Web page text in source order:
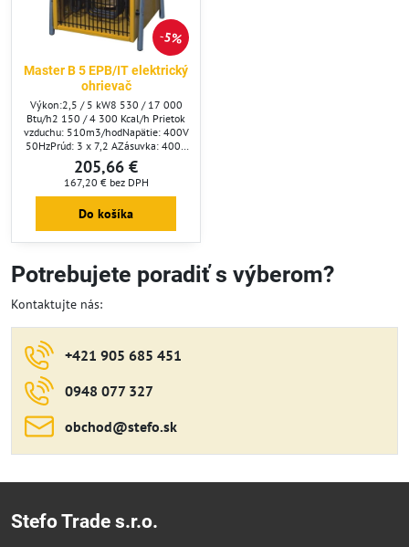
5%
Master B 5 EPB/IT elektrický
ohrievač
Výkon:2,5 / 5 kW8 530 / 17 000
Btu/h2 150 / 4 300 Kcal/h Prietok
vzduchu: 510m3/hodNapätie: 400V
50HzPrúd: 3 x 7,2 AZásuvka: 400V
/ 16A / 5PIPX4Rozmery:
310x370x390 mmHmotnosť: 6,4
kgPoloha
vypínača:&nbsp;OFFventilátor2,5
kW5,0 kWRegulácia termostatom:
35 C
205,66 €
167,20 € bez DPH
Do košíka
Potrebujete poradiť s výberom?
Kontaktujte nás:
+421 905 685 451
0948 077 327
obchod​@stefo​.sk
Stefo Trade s.r.o.